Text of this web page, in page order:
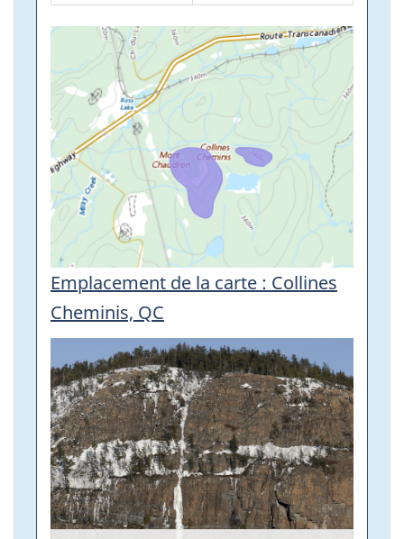
Emplacement de la carte : Collines
Cheminis, QC